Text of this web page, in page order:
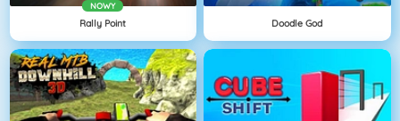
NOWY
Rally Point Doodle God